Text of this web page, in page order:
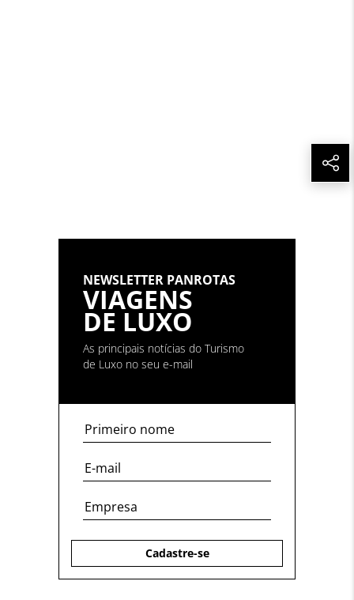
NEWSLETTER PANROTAS
VIAGENS
DE LUXO
As principais notícias do Turismo
de Luxo no seu e-mail
Cadastre-se